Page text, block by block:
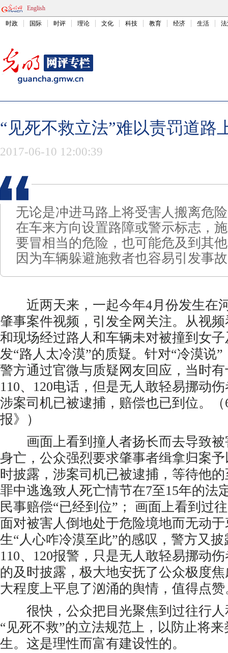
English
时政 国际 时评 理论 文化 科技 教育 经济 生活
“见死不救立法”难以责罚道路
2017-06-10 12:00:39
无论是冲进马路上将受害人搬离危
在车来方向设置路障或警示标志，
要冒相当的危险，也可能危及到其
因为车辆躲避施救者也容易引发事
近两天来，一起今年4月份发生在
肇事案件视频，引发全网关注。从视
和现场经过路人和车辆未对被撞到女
发“路人太冷漠”的质疑。针对“冷漠说
警方通过官微与质疑网友回应，当时
110、120电话，但是无人敢轻易挪动
涉案司机已被逮捕，赔偿也已到位。
报》）
画面上看到撞人者扬长而去导致被
身亡，公众强烈要求肇事者缉拿归案
时披露，涉案司机已被逮捕，等待他
罪中逃逸致人死亡情节在7至15年的法
民事赔偿“已经到位”； 画面上看到过
面对被害人倒地处于危险境地而无动
生“人心咋冷漠至此”的感叹，警方又
110、120报警，只是无人敢轻易挪动
的及时披露，极大地安抚了公众极度
大程度上平息了汹涌的舆情，值得点赞
很快，公众把目光聚焦到过往行人
“见死不救”的立法规范上，以防止将
生。这是理性而富有建设性的。